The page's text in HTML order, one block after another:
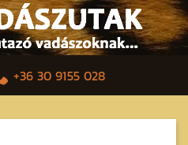
+36 30 9155 028